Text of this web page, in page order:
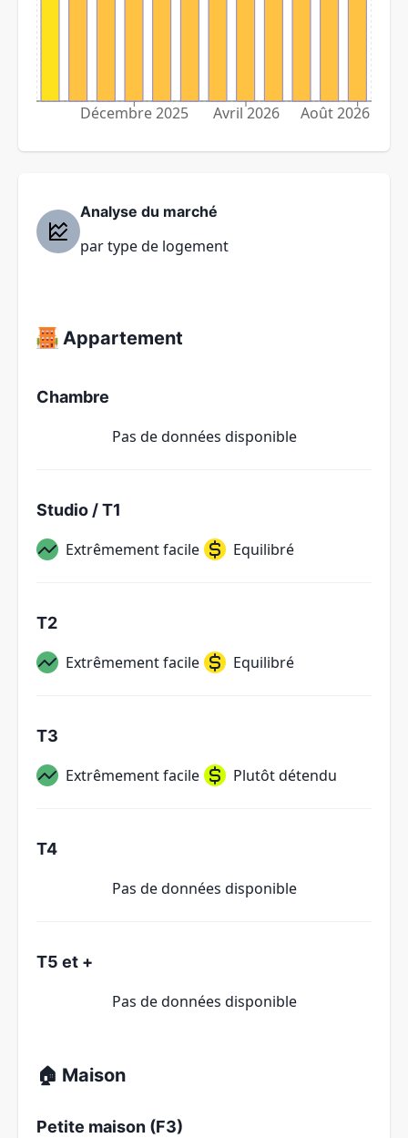
Décembre 2025 Avril 2026 Août 2026
Analyse du marché
par type de logement
Appartement
Chambre
Pas de données disponible
Studio / T1
Extrêmement facile Equilibré
T2
Extrêmement facile Equilibré
T3
Extrêmement facile Plutôt détendu
T4
Pas de données disponible
T5 et +
Pas de données disponible
🏠 Maison
Petite maison (F3)